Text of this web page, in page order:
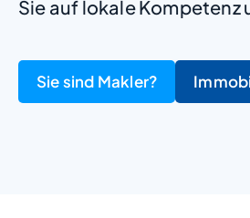
Sie auf lokale
Sie sind Makler?